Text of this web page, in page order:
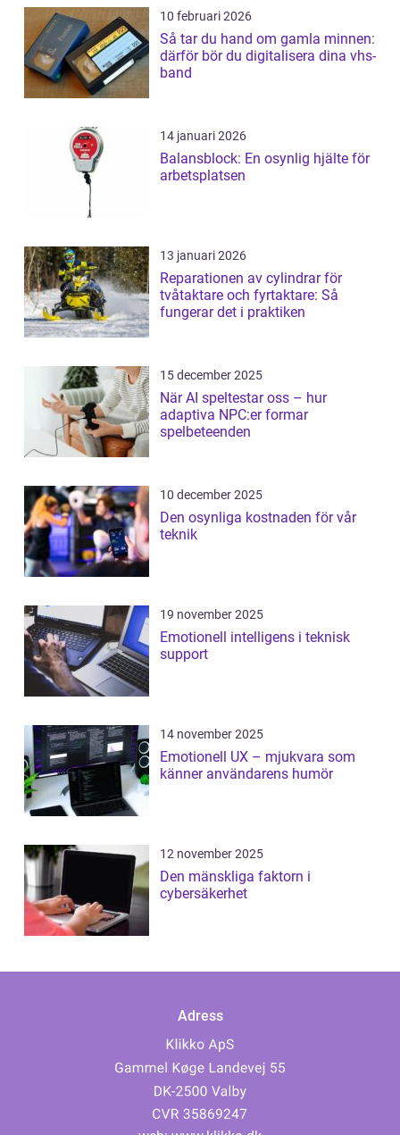
10 februari 2026
Så tar du hand om gamla minnen:
därför bör du digitalisera dina vhs-
band
14 januari 2026
Balansblock: En osynlig hjälte för
arbetsplatsen
13 januari 2026
Reparationen av cylindrar för
tvåtaktare och fyrtaktare: Så
fungerar det i praktiken
15 december 2025
När AI speltestar oss – hur
adaptiva NPC:er formar
spelbeteenden
10 december 2025
Den osynliga kostnaden för vår
teknik
19 november 2025
Emotionell intelligens i teknisk
support
14 november 2025
Emotionell UX – mjukvara som
känner användarens humör
12 november 2025
Den mänskliga faktorn i
cybersäkerhet
Adress